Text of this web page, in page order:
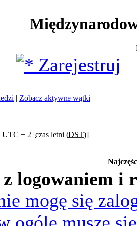
Zarejestruj
| Zobacz aktywne wątki
UTC + 2 [czas letni (DST)]
logowaniem i
mogę się